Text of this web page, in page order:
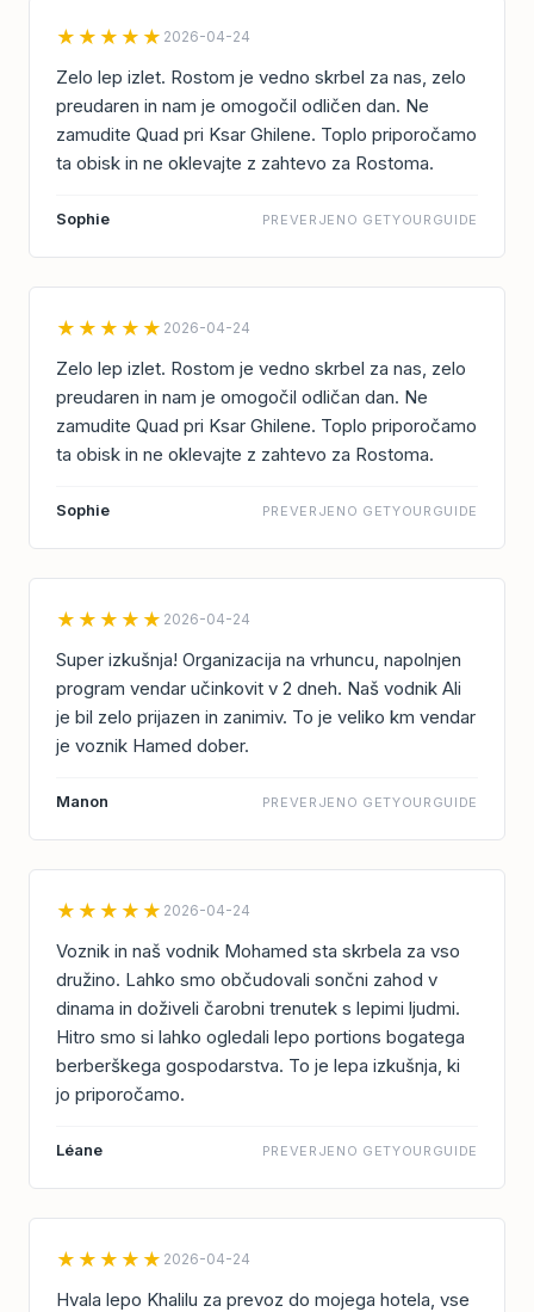
★★★★★ 2026-04-24
Zelo lep izlet. Rostom je vedno skrbel za nas, zelo
preudaren in nam je omogočil odličen dan. Ne
zamudite Quad pri Ksar Ghilene. Toplo priporočamo
ta obisk in ne oklevajte z zahtevo za Rostoma.
Sophie PREVERJENO GETYOURGUIDE
★★★★★ 2026-04-24
Zelo lep izlet. Rostom je vedno skrbel za nas, zelo
preudaren in nam je omogočil odličan dan. Ne
zamudite Quad pri Ksar Ghilene. Toplo priporočamo
ta obisk in ne oklevajte z zahtevo za Rostoma.
Sophie PREVERJENO GETYOURGUIDE
★★★★★ 2026-04-24
Super izkušnja! Organizacija na vrhuncu, napolnjen
program vendar učinkovit v 2 dneh. Naš vodnik Ali
je bil zelo prijazen in zanimiv. To je veliko km vendar
je voznik Hamed dober.
Manon PREVERJENO GETYOURGUIDE
★★★★★ 2026-04-24
Voznik in naš vodnik Mohamed sta skrbela za vso
družino. Lahko smo občudovali sončni zahod v
dinama in doživeli čarobni trenutek s lepimi ljudmi.
Hitro smo si lahko ogledali lepo portions bogatega
berberškega gospodarstva. To je lepa izkušnja, ki
jo priporočamo.
Léane PREVERJENO GETYOURGUIDE
★★★★★ 2026-04-24
Hvala lepo Khalilu za prevoz do mojega hotela, vse